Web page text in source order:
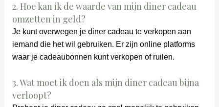
2. Hoe kan ik de waarde van mijn diner cadeau
omzetten in geld?
Je kunt overwegen je diner cadeau te verkopen aan
iemand die het wil gebruiken. Er zijn online platforms
waar je cadeaubonnen kunt verkopen of ruilen.
3. Wat moet ik doen als mijn diner cadeau bijna
verloopt?